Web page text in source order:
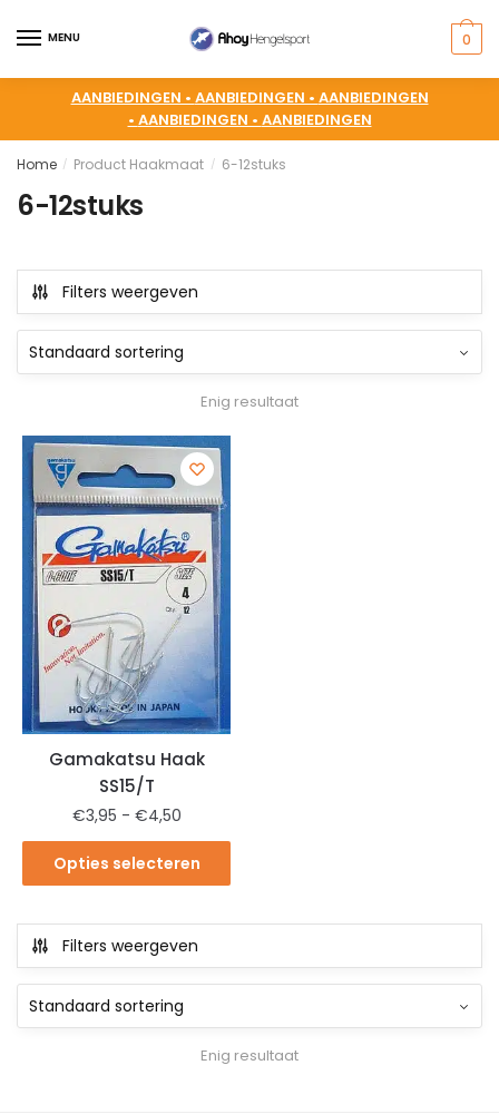
MENU 0
AANBIEDINGEN • AANBIEDINGEN • AANBIEDINGEN
• AANBIEDINGEN • AANBIEDINGEN
Home / Product Haakmaat / 6-12stuks
6-12stuks
Filters weergeven
Enig resultaat
Gamakatsu Haak
SS15/T
€3,95 - €4,50
Opties selecteren
Filters weergeven
Enig resultaat